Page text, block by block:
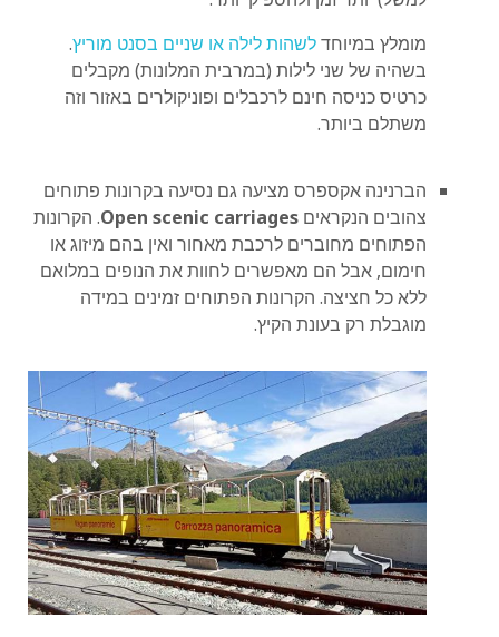
מומלץ במיוחדלשהות לילה או שניים בסנט מוריץ.
בשהיה של שני לילות (במרבית המלונות) מקבלים
כרטיס כניסה חינם לרכבלים ופוניקולרים באזור וזה
משתלם ביותר.
הברנינה אקספרס מציעה גם נסיעה בקרונות פתוחים
צהובים הנקראים Open scenic carriages. הקרונות
הפתוחים מחוברים לרכבת מאחור ואין בהם מיזוג או
חימום, אבל הם מאפשרים לחוות את הנופים במלואם
ללא כל חציצה. הקרונות הפתוחים זמינים במידה
מוגבלת רק בעונת הקיץ.